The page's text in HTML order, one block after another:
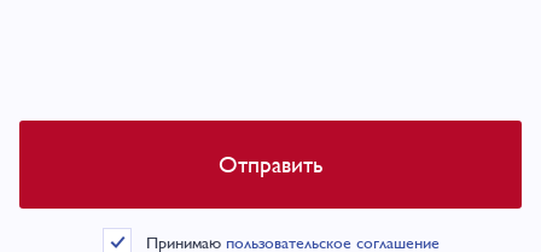
Принимаю пользовательское соглашение